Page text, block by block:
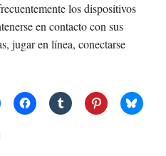
los dispositivos
en contacto con sus
jugar en línea, conectarse